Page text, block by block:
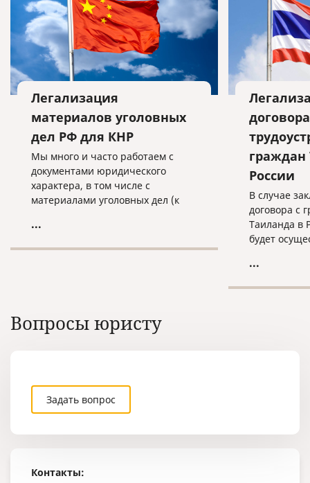
Контакты:
Легализация
материалов уголовных
дел РФ для КНР
Мы много и часто работаем с
документами юридического
характера, в том числе с
материалами уголовных дел (к
граждан России, обвиняемых в
...
граждан
России
В случае
договора с
Таиланда в
будет
...
Вопросы юристу
Задать вопрос